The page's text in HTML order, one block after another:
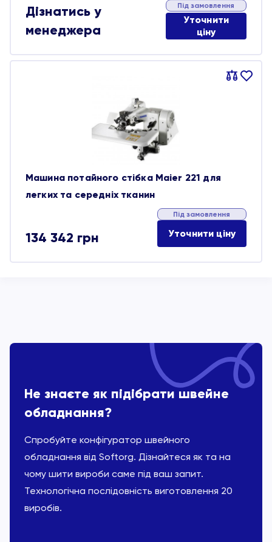
Дізнатись у
менеджера
Під замовлення
Уточнити
ціну
Порівняти
В
Машина потайного стібка Maier 221 для
легких та середніх тканин
134 342 грн
Під замовлення
Уточнити ціну
Не знаєте як підібрати швейне
обладнання?
Спробуйте конфігуратор швейного
обладнання від Softorg. Дізнайтеся як та на
чому шити вироби саме під ваш запит.
Технологічна послідовність виготовлення 20
виробів.